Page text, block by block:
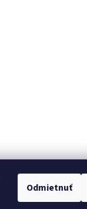
Odmietnuť